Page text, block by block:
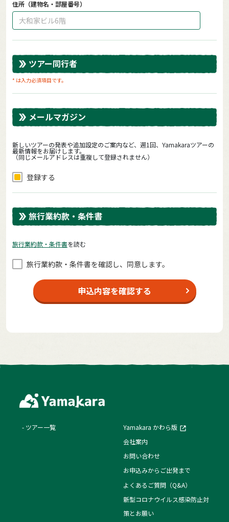
住所（建物名・部屋番号）
ツアー同行者
* は入力必須項目です。
メールマガジン
新しいツアーの発表や追加設定のご案内など、週1回、Yamakaraツアーの
最新情報をお届けします。
（同じメールアドレスは重複して登録されません）
登録する
旅行業約款・条件書
旅⾏業約款・条件書を読む
旅⾏業約款・条件書を確認し、同意します。
申込内容を確認する
ツアー一覧
Yamakara かわら版
会社案内
お問い合わせ
お申込みからご出発まで
よくあるご質問（Q&A）
新型コロナウイルス感染防止対
策とお願い